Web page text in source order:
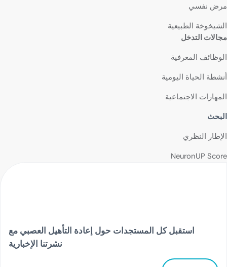
مرض نفسي
الشيخوخة الطبيعية
مجالات التدخل
الوظائف المعرفية
أنشطة الحياة اليومية
المهارات الاجتماعية
البحث
الإطار النظري
NeuronUP Score
استقبل كل المستجدات حول إعادة التأهيل العصبي مع
نشرتنا الإخبارية